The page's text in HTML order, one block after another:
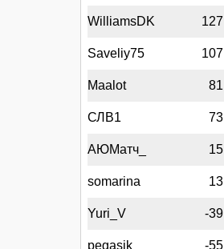
WilliamsDK 127
Saveliy75 107
Maalot 81
СЛВ1 73
АЮМатч_ 15
somarina 13
Yuri_V -39
pegasik -55